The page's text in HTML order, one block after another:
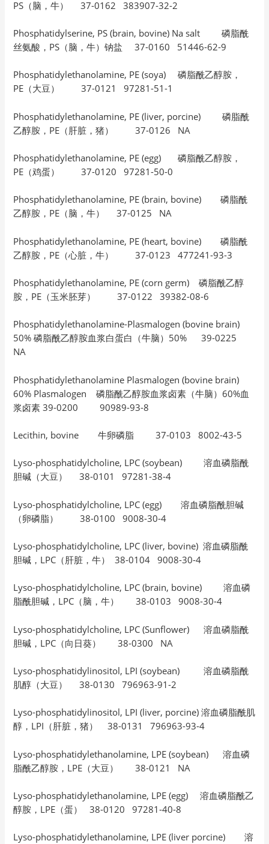
PS（脑，牛） 37-0162 383907-32-2
Phosphatidylserine, PS (brain, bovine) Na salt 磷脂酰
丝氨酸，PS（脑，牛）钠盐 37-0160 51446-62-9
Phosphatidylethanolamine, PE (soya) 磷脂酰乙醇胺，
PE（大豆） 37-0121 97281-51-1
Phosphatidylethanolamine, PE (liver, porcine) 磷脂酰
乙醇胺，PE（肝脏，猪） 37-0126 NA
Phosphatidylethanolamine, PE (egg) 磷脂酰乙醇胺，
PE（鸡蛋） 37-0120 97281-50-0
Phosphatidylethanolamine, PE (brain, bovine) 磷脂酰
乙醇胺，PE（脑，牛） 37-0125 NA
Phosphatidylethanolamine, PE (heart, bovine) 磷脂酰
乙醇胺，PE（心脏，牛） 37-0123 477241-93-3
Phosphatidylethanolamine, PE (corn germ) 磷脂酰乙醇
胺，PE（玉米胚芽） 37-0122 39382-08-6
Phosphatidylethanolamine-Plasmalogen (bovine brain)
50% 磷脂酰乙醇胺血浆白蛋白（牛脑）50% 39-0225
NA
Phosphatidylethanolamine Plasmalogen (bovine brain)
60% Plasmalogen 磷脂酰乙醇胺血浆卤素（牛脑）60%血
浆卤素 39-0200 90989-93-8
Lecithin, bovine 牛卵磷脂 37-0103 8002-43-5
Lyso-phosphatidylcholine, LPC (soybean) 溶血磷脂酰
胆碱（大豆） 38-0101 97281-38-4
Lyso-phosphatidylcholine, LPC (egg) 溶血磷脂酰胆碱
（卵磷脂） 38-0100 9008-30-4
Lyso-phosphatidylcholine, LPC (liver, bovine) 溶血磷脂酰
胆碱，LPC（肝脏，牛） 38-0104 9008-30-4
Lyso-phosphatidylcholine, LPC (brain, bovine) 溶血磷
脂酰胆碱，LPC（脑，牛） 38-0103 9008-30-4
Lyso-phosphatidylcholine, LPC (Sunflower) 溶血磷脂酰
胆碱，LPC（向日葵） 38-0300 NA
Lyso-phosphatidylinositol, LPI (soybean) 溶血磷脂酰
肌醇（大豆） 38-0130 796963-91-2
Lyso-phosphatidylinositol, LPI (liver, porcine) 溶血磷脂酰肌
醇，LPI（肝脏，猪） 38-0131 796963-93-4
Lyso-phosphatidylethanolamine, LPE (soybean) 溶血磷
脂酰乙醇胺，LPE（大豆） 38-0121 NA
Lyso-phosphatidylethanolamine, LPE (egg) 溶血磷脂酰乙
醇胺，LPE（蛋） 38-0120 97281-40-8
Lyso-phosphatidylethanolamine, LPE (liver porcine) 溶